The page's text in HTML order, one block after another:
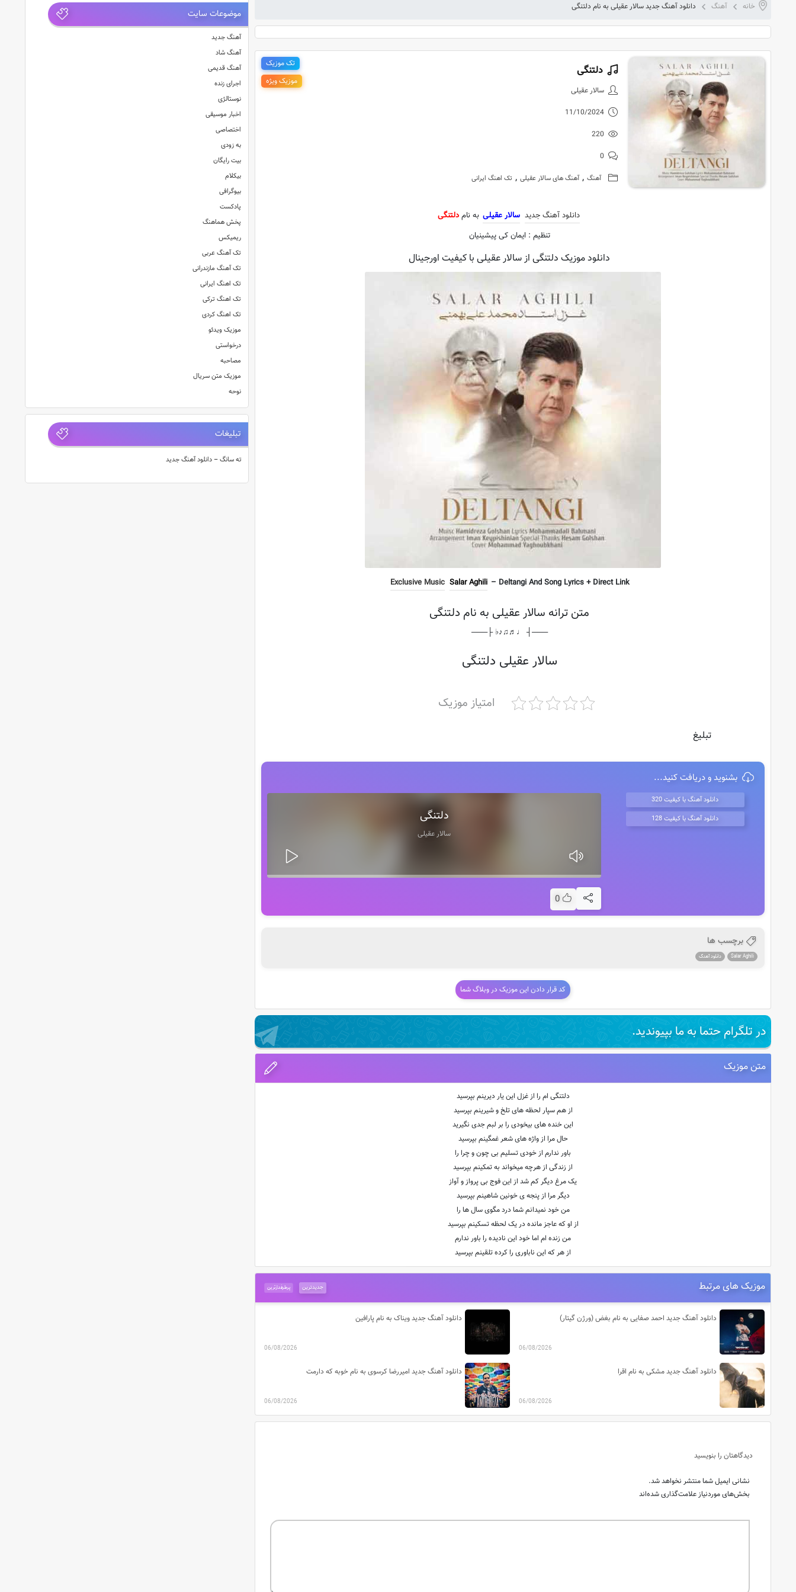
خانه آهنگ دانلود آهنگ جدید سالار عقیلی به نام دلتنگی
دانلود آهنگ جدید سالار عقیلی به نام دلتنگی
دلتنگی
سالار عقیلی
11/10/2024
220
0
آهنگ , آهنگ های سالار عقیلی , تک اهنگ ایرانی
تک موزیک
موزیک ویژه
دانلود آهنگ جدید سالار عقیلی به نام دلتنگی
تنظیم : ایمان کی پیشینیان
دانلود موزیک دلتنگی از سالار عقیلی با کیفیت اورجینال
Exclusive Music Salar Aghili – Deltangi And Song Lyrics + Direct Link
متن ترانه سالار عقیلی به نام دلتنگی
───┤ ♩♬♫♪♭ ├───
سالار عقیلی دلتنگی
امتیاز موزیک
تبلیغ
بشنوید و دریافت کنید...
دانلود آهنگ با کیفیت 320
دانلود آهنگ با کیفیت 128
دلتنگی
سالار عقیلی
0
برچسب ها
Salar Aghili دانلود آهنگ
کد قرار دادن این موزیک در وبلاگ شما
در تلگرام حتما به ما بپیوندید.
متن موزیک
دلتنگی ام را از غزل این یار دیرینم بپرسید
از هم سپار لحظه های تلخ و شیرینم بپرسید
این خنده های بیخودی را بر لبم جدی نگیرید
حال مرا از واژه های شعر غمگینم بپرسید
باور ندارم از خودی تسلیم بی چون و چرا را
از زندگی از هرچه میخواند به تمکینم بپرسید
یک مرغ دیگر کم شد از این فوج بی پرواز و آواز
دیگر مرا از پنجه ی خونین شاهینم بپرسید
من خود نمیدانم شما درد مگوی سال ها را
از او که عاجز مانده در یک لحظه تسکینم بپرسید
من زنده ام اما خود این نادیده را باور ندارم
از هر که این ناباوری را کرده تلقینم بپرسید
موزیک های مرتبط پرطرفدارترین جدیدترین
دانلود آهنگ جدید احمد صفایی به نام بغض (ورژن گیتار)
06/08/2026
دانلود آهنگ جدید ویناک به نام پارافین
06/08/2026
دانلود آهنگ جدید مشکی به نام اقرا
06/08/2026
دانلود آهنگ جدید امیررضا کرسوی به نام خوبه که دارمت
06/08/2026
دیدگاهتان را بنویسید
نشانی ایمیل شما منتشر نخواهد شد.
بخش‌های موردنیاز علامت‌گذاری شده‌اند
موضوعات سایت
آهنگ جدید
آهنگ شاد
آهنگ قدیمی
اجرای زنده
نوستالژی
اخبار موسیقی
اختصاصی
به زودی
بیت رایگان
بیکلام
بیوگرافی
پادکست
پخش هماهنگ
ریمیکس
تک آهنگ عربی
تک آهنگ مازندرانی
تک اهنگ ایرانی
تک اهنگ ترکی
تک اهنگ کردی
موزیک ویدئو
درخواستی
مصاحبه
موزیک متن سریال
نوحه
تبلیغات
ته سانگ – دانلود آهنگ جدید